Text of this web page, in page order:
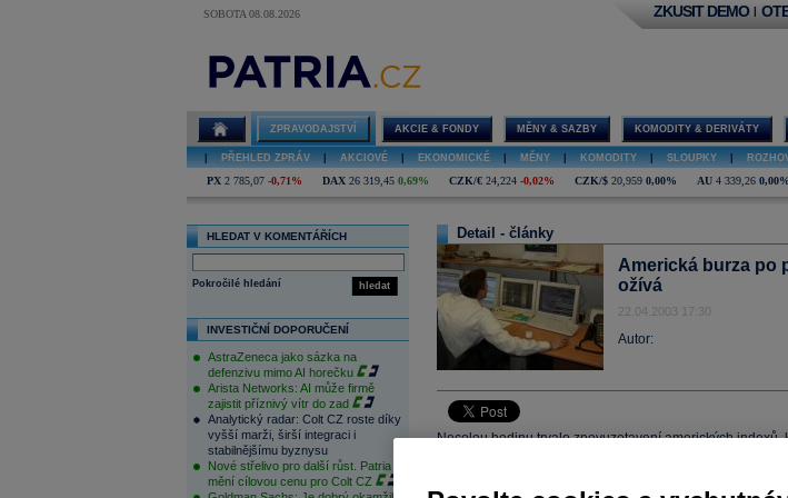
SOBOTA 08.08.2026 ZKUSIT DEMO |
ZPRAVODAJSTVÍ AKCIE & FONDY MĚNY & SAZBY KOMODITY & DERIVÁTY
PŘEHLED ZPRÁV AKCIOVÉ EKONOMICKÉ MĚNY KOMODITY SLOUPKY
PX 2 785,07 -0,71% DAX 26 319,45 0,69% CZK/€ 24,224 -0,02% CZK/$ 20,959 0,00% AU 4 339,26 0,00%
HLEDAT V KOMENTÁŘÍCH
hledat
Pokročilé hledání
INVESTIČNÍ DOPORUČENÍ
AstraZeneca jako sázka na
defenzivu mimo AI horečku
Arista Networks: AI může firmě
zajistit příznivý vítr do zad
Analytický radar: Colt CZ roste díky
vyšší marži, širší integraci i
stabilnějšímu byznysu
Nové střelivo pro další růst. Patria
mění cílovou cenu pro Colt CZ
Detail - články
Americká burza po
ožívá
22.04.2003 17:30
Autor:
Necelou hodinu trvalo znovuzotavení amerických indexů,